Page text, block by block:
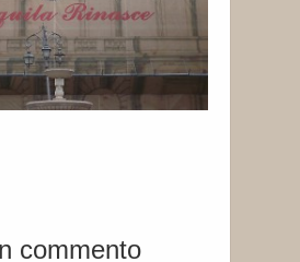
commento